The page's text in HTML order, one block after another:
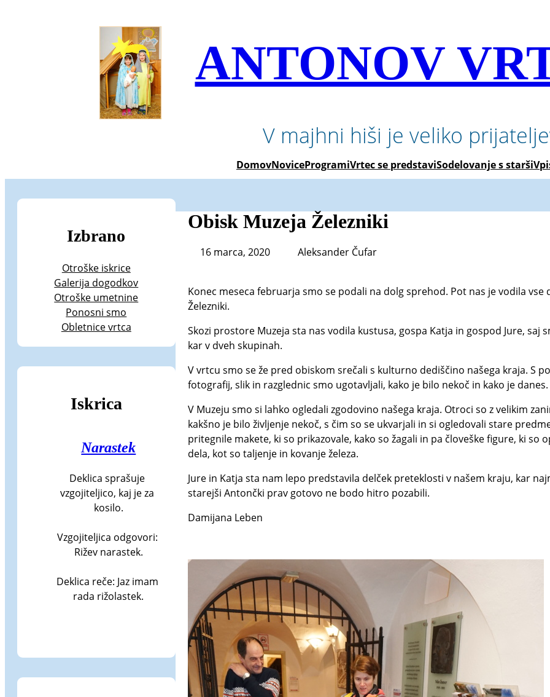
ANTONOV
V majhni hiši je veliko
DomovNoviceProgramiVrtec se predstaviSodelovanje s starši
Izbrano
Otroške iskrice
Galerija dogodkov
Otroške umetnine
Ponosni smo
Obletnice vrtca
Iskrica
Narastek
Deklica sprašuje
vzgojiteljico, kaj je za
kosilo.
Vzgojiteljica odgovori:
Rižev narastek.
Deklica reče: Jaz imam
rada rižolastek.
Obisk Muzeja Železniki
16 marca, 2020 Aleksander Čufar
Konec meseca februarja smo se podali na dolg sprehod. Pot nas je vodila vse
Železniki.
Skozi prostore Muzeja sta nas vodila kustusa, gospa Katja in gospod Jure, saj
kar v dveh skupinah.
V vrtcu smo se že pred obiskom srečali s kulturno dediščino našega kraja. S
fotografij, slik in razglednic smo ugotavljali, kako je bilo nekoč in kako je danes.
V Muzeju smo si lahko ogledali zgodovino našega kraja. Otroci so z velikim
kakšno je bilo življenje nekoč, s čim so se ukvarjali in si ogledovali stare
pritegnile makete, ki so prikazovale, kako so žagali in pa človeške figure, ki so
dela, kot so taljenje in kovanje železa.
Jure in Katja sta nam lepo predstavila delček preteklosti v našem kraju, kar
starejši Antončki prav gotovo ne bodo hitro pozabili.
Damijana Leben